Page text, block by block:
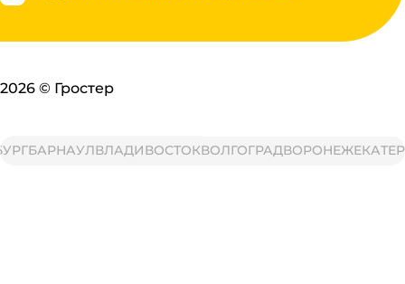
2026 © Гростер
БАРНАУЛВЛАДИВОСТОКВОЛГОГРАДВОРОНЕЖ